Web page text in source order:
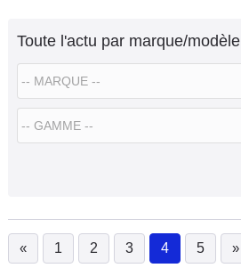
Toute l'actu par marque/modèle
« 1 2 3 4
(current)
5 »